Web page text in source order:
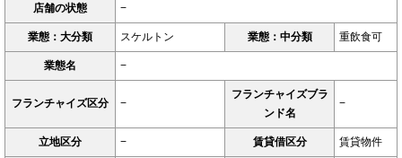
店舗の状態 −
業態：大分類 スケルトン 業態：中分類 重飲食可
業態名 −
フランチャイズ区分 −
フランチャイズブラ
ンド名
−
立地区分 − 賃貸借区分 賃貸物件